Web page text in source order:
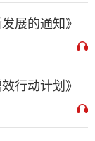
展的通知》
行动计划》